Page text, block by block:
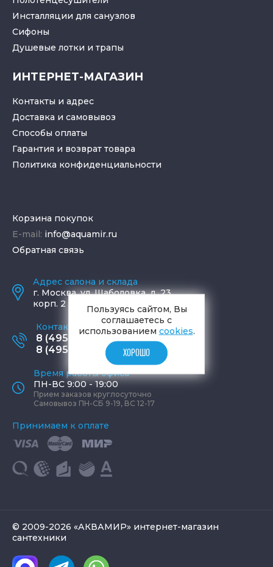
Инсталляции для санузлов
Cифоны
Душевые лотки и трапы
ИНТЕРНЕТ-МАГАЗИН
Контакты и адрес
Доставка и самовывоз
Способы оплаты
Гарантия и возврат товара
Политика конфиденциальности
Корзина покупок
E-mail: info@aquamir.ru
Обратная связь
Адрес салона и склада
г. Москва,ул. Шаболовка, д. 23,
корп. 2
Контактные телефоны
8 (495) 795-77-65
8 (495) 797-11-67
Время работы офиса
ПН-ВС 9:00 - 19:00
Прием заказов круглосуточно
Самовывоз ПН-СБ 9-19, ВС 12-17
Принимаем к оплате
© 2009-2026 «АКВАМИР» интернет-магазин
сантехники
Пользуясь сайтом, Вы
соглашаетесь с
использованием cookies.
ХОРОШО